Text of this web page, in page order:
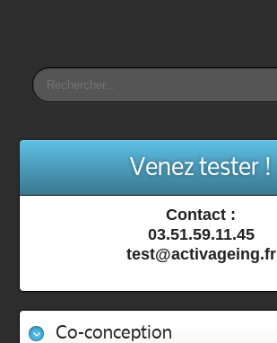
Venez tester !
Contact :
03.51.59.11.45
test@activageing.fr
Co-conception